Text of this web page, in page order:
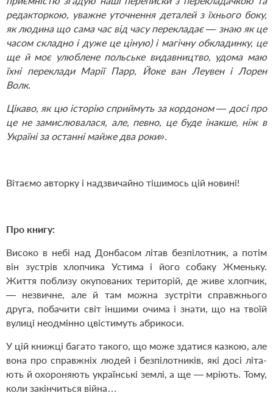
редакторкою, уважне уточнення деталей з їхнього боку,
як людина що сама час від часу перекладає — знаю як це
часом складно і дуже це ціную) і магічну обкладинку, це
ще й моє улюблене польське видавництво, удома маю
їхні переклади Марії Парр, Йоке ван Леувен і Лорен
Волк.
Цікаво, як цю історію сприймуть за кордоном — досі про
це не замислювалася, але, певно, це буде інакше, ніж в
Україні за останні майже два роки».
Вітаємо авторку і надзвичайно тішимось цій новині!
Про книгу:
Високо в небі над Донбасом літав безпілотник, а потім
він зустрів хлопчика Устима і його собаку Жменьку.
Життя поблизу окупованих територій, де живе хлопчик,
— незвичне, але й там можна зустріти справжнього
друга, побачити світ іншими очима і знати, що на твоїй
вулиці неодмінно цвістимуть абрикоси.
У цій книжці багато такого, що може здатися казкою, але
вона про справжніх людей і безпілотників, які досі літа­
ють й охороняють українські землі, а ще — мріють. Тому,
коли закінчиться війна…